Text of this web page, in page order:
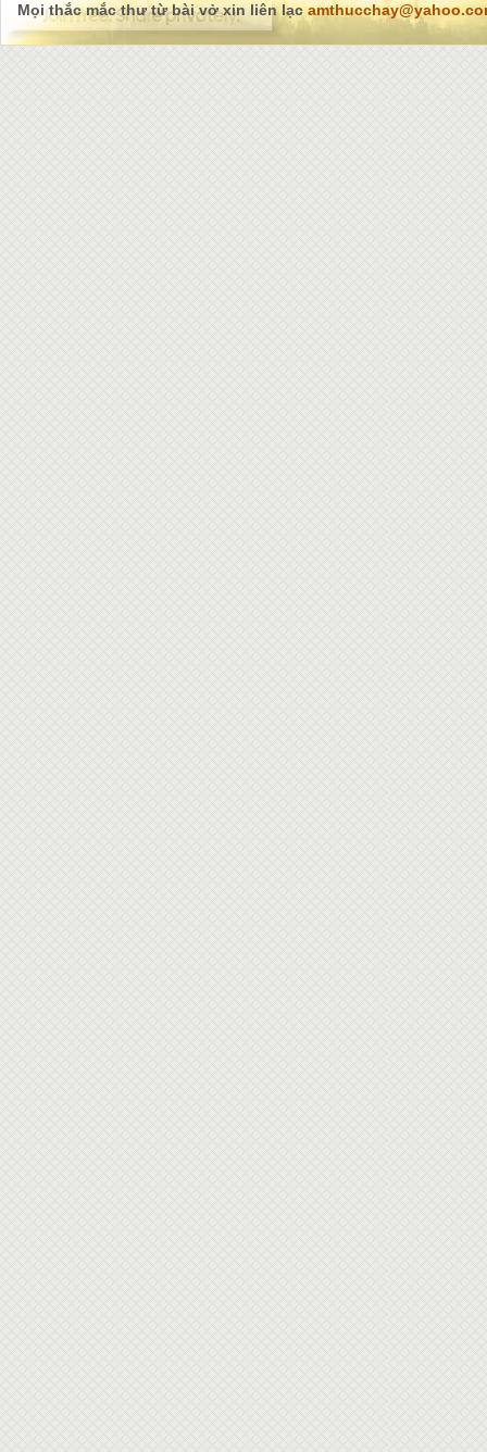
Mọi thắc mắc thư từ bài vở xin liên lạc